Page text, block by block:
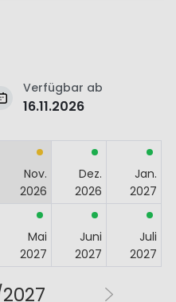
Verfügbar ab
16.11.2026
Nov.
2026
Dez.
2026
Jan.
2027
Mai
2027
Juni
2027
Juli
2027